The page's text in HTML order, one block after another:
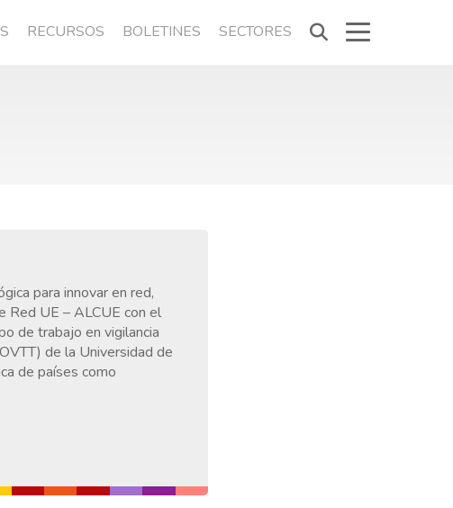
RECURSOS BOLETINES SECTORES
para innovar en red,
Red UE – ALCUE con el
de trabajo en vigilancia
de la Universidad de
de países como